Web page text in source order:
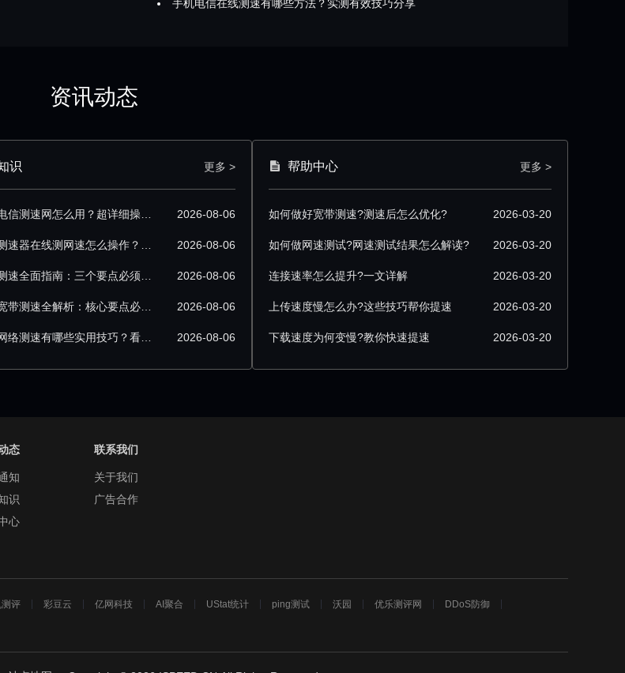
手机电信在线测速有哪些方法？实测有效技巧分享
资讯动态
识 更多 >
2026-08-06
2026-08-06
2026-08-06
2026-08-06
2026-08-06
帮助中心 更多 >
如何做好宽带测速?测速后怎么优化? 2026-03-20
如何做网速测试?网速测试结果怎么解读? 2026-03-20
连接速率怎么提升?一文详解 2026-03-20
上传速度慢怎么办?这些技巧帮你提速 2026-03-20
下载速度为何变慢?教你快速提速 2026-03-20
态
知
识
心
联系我们
关于我们
广告合作
评 彩豆云 亿网科技 AI聚合 UStat统计 ping测试 沃园 优乐测评网
DDoS防御